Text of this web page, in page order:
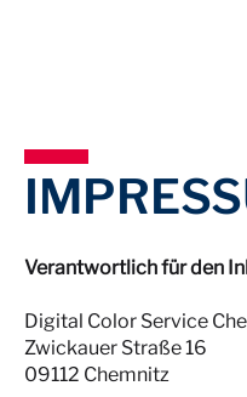
Verantwortlich für den
Digital Color Service
Zwickauer Straße 16
09112 Chemnitz